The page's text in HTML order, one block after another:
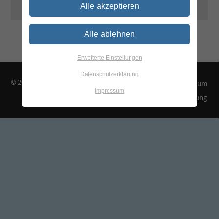
© 2026 TEGEWA e.V.
Impressum
Datenschutzerklärung
Alle akzeptieren
Alle ablehnen
Erweiterte Einstellungen
Datenschutzerklärung
Impressum